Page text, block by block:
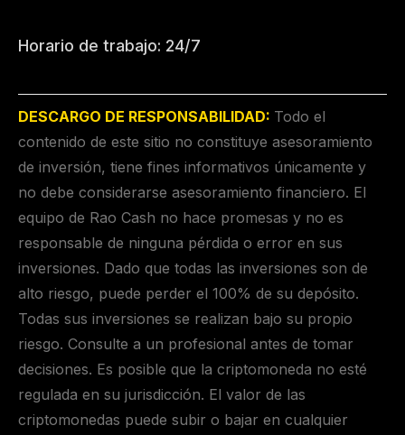
Horario de trabajo: 24/7
DESCARGO DE RESPONSABILIDAD: Todo el
contenido de este sitio no constituye asesoramiento
de inversión, tiene fines informativos únicamente y
no debe considerarse asesoramiento financiero. El
equipo de Rao Cash no hace promesas y no es
responsable de ninguna pérdida o error en sus
inversiones. Dado que todas las inversiones son de
alto riesgo, puede perder el 100% de su depósito.
Todas sus inversiones se realizan bajo su propio
riesgo. Consulte a un profesional antes de tomar
decisiones. Es posible que la criptomoneda no esté
regulada en su jurisdicción. El valor de las
criptomonedas puede subir o bajar en cualquier